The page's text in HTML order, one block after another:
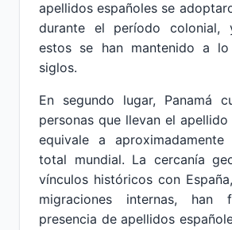
apellidos españoles se
durante el período colonial,
estos se han mantenido a
siglos.
En segundo lugar, Panamá
personas que llevan el
equivale a
total mundial. La cercanía
vínculos históricos con
migraciones internas, han
presencia de apellidos